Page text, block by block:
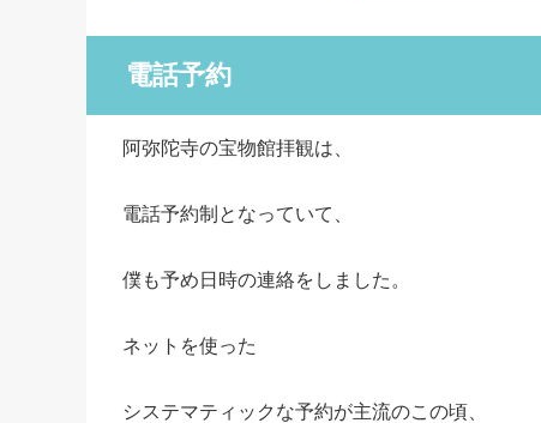
電話予約
阿弥陀寺の宝物館拝観は、
電話予約制となっていて、
僕も予め日時の連絡をしました。
ネットを使った
システマティックな予約が主流のこの頃、